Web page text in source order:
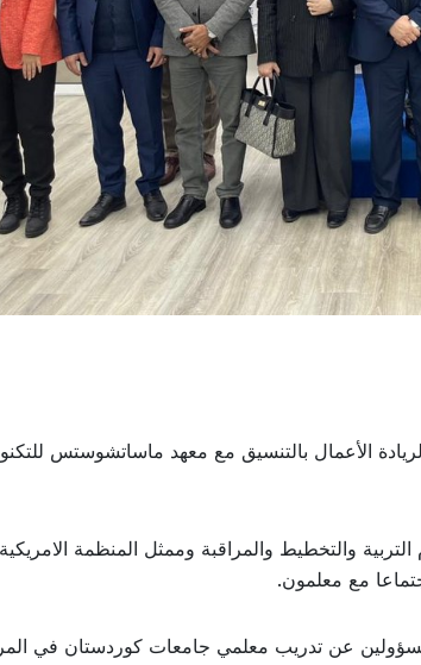
الأعمال بالتنسيق مع معهد ماساتشوستس
والتخطيط والمراقبة وممثل المنظمة الامريكية
مع معلمون.
عن تدريب معلمي جامعات كوردستان في